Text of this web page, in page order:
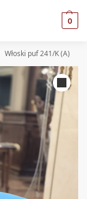
0
Włoski puf 241/K (A)